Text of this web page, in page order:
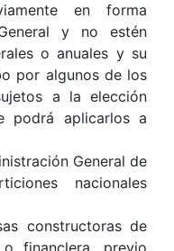
en forma
y no estén
o anuales y su
por algunos de los
a la elección
podrá aplicarlos a
General de
nacionales
constructoras de
financlera, previo